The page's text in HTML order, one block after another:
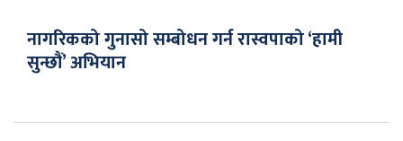
नागरिकको गुनासो सम्बोधन गर्न रास्वपाको ‘हामी
सुन्छौं’ अभियान